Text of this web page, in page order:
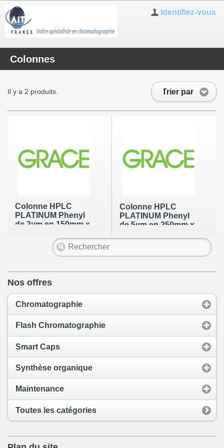
Identifiez-vous
Colonnes
Trier par
Il y a 2 produits.
Colonne HPLC
PLATINUM Phenyl
de 3µm en 150mm x
Colonne HPLC
PLATINUM Phenyl
de 5µm en 250mm x
Nos offres
Chromatographie
Flash Chromatographie
Smart Caps
Synthèse organique
Maintenance
Toutes les catégories